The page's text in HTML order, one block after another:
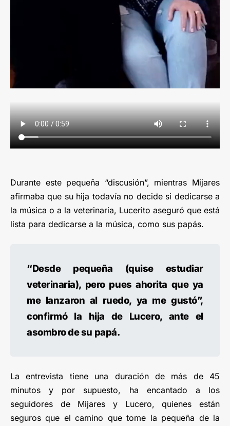
Durante este pequeña “discusión”, mientras Mijares
afirmaba que su hija todavía no decide si dedicarse a
la música o a la veterinaria, Lucerito aseguró que está
lista para dedicarse a la música, como sus papás.
“Desde pequeña (quise estudiar
veterinaria), pero pues ahorita que ya
me lanzaron al ruedo, ya me gustó”,
confirmó la hija de Lucero, ante el
asombro de su papá.
La entrevista tiene una duración de más de 45
minutos y por supuesto, ha encantado a los
seguidores de Mijares y Lucero, quienes están
seguros que el camino que tome la pequeña de la